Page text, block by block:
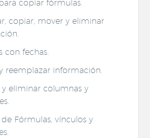
copiar fórmulas.
copiar, mover y eliminar
con fechas.
reemplazar información.
y eliminar columnas y
Fórmulas, vínculos y